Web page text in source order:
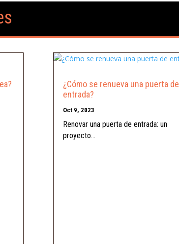
¿Cómo se renueva una puerta de
entrada?
Oct 9, 2023
Renovar una puerta de entrada: un
proyecto...